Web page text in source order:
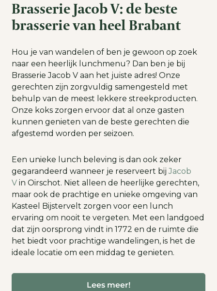
Brasserie Jacob V: de beste
brasserie van heel Brabant
Hou je van wandelen of ben je gewoon op zoek
naar een heerlijk lunchmenu? Dan ben je bij
Brasserie Jacob V aan het juiste adres! Onze
gerechten zijn zorgvuldig samengesteld met
behulp van de meest lekkere streekproducten.
Onze koks zorgen ervoor dat al onze gasten
kunnen genieten van de beste gerechten die
afgestemd worden per seizoen.
Een unieke lunch beleving is dan ook zeker
gegarandeerd wanneer je reserveert bijJacob
V in Oirschot. Niet alleen de heerlijke gerechten,
maar ook de prachtige en unieke omgeving van
Kasteel Bijstervelt zorgen voor een lunch
ervaring om nooit te vergeten. Met een landgoed
dat zijn oorsprong vindt in 1772 en de ruimte die
het biedt voor prachtige wandelingen, is het de
ideale locatie om een middag te genieten.
Lees meer!